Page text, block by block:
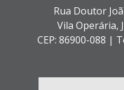
Rua Doutor
Vila Operária,
CEP: 86900-088 |